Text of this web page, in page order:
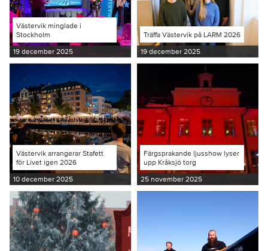
Västervik minglade i
Stockholm
19 december 2025
Träffa Västervik på LARM 2026
19 december 2025
Västervik arrangerar Stafett
för Livet igen 2026
10 december 2025
Färgsprakande ljusshow lyser
upp Kråksjö torg
25 november 2025